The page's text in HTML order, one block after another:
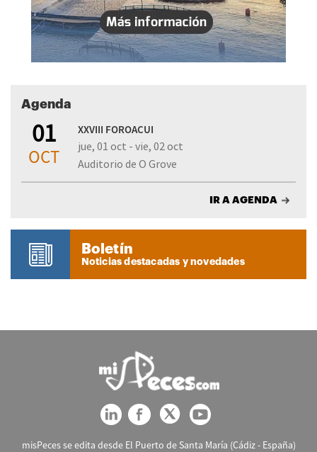
Agenda
01
OCT
XXVIII FOROACUI
jue, 01 oct - vie, 02 oct
Auditorio de O Grove
IR A AGENDA
Boletín
Noticias destacadas y novedades
misPeces se edita desde El Puerto de Santa María (Cádiz - España)